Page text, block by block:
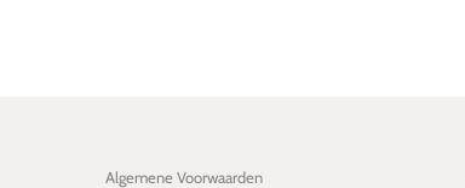
Algemene Voorwaarden